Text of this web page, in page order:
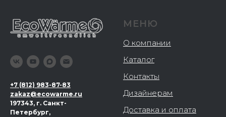
+7 (812) 983-87-83
zakaz@ecowarme.ru
197343, г. Санкт-
Петербург,
МЕНЮ
О компании
Каталог
Контакты
Дизайнерам
Доставка и оплата